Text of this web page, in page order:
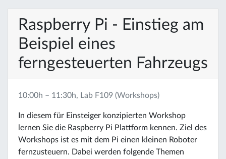
Raspberry Pi - Einstieg am
Beispiel eines
ferngesteuerten Fahrzeugs
10:00h – 11:30h, Lab F109 (Workshops)
In diesem für Einsteiger konzipierten Workshop
lernen Sie die Raspberry Pi Plattform kennen. Ziel des
Workshops ist es mit dem Pi einen kleinen Roboter
fernzusteuern. Dabei werden folgende Themen